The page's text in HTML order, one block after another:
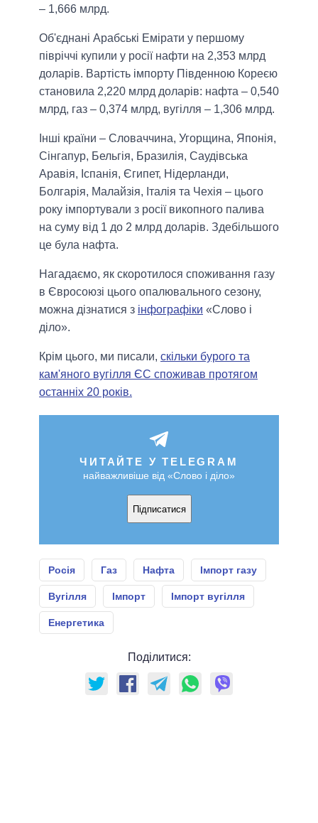
– 1,666 млрд.
Об'єднані Арабські Емірати у першому
півріччі купили у росії нафти на 2,353 млрд
доларів. Вартість імпорту Південною Кореєю
становила 2,220 млрд доларів: нафта – 0,540
млрд, газ – 0,374 млрд, вугілля – 1,306 млрд.
Інші країни – Словаччина, Угорщина, Японія,
Сінгапур, Бельгія, Бразилія, Саудівська
Аравія, Іспанія, Єгипет, Нідерланди,
Болгарія, Малайзія, Італія та Чехія – цього
року імпортували з росії викопного палива
на суму від 1 до 2 млрд доларів. Здебільшого
це була нафта.
Нагадаємо, як скоротилося споживання газу
в Євросоюзі цього опалювального сезону,
можна дізнатися з інфографіки «Слово і
діло».
Крім цього, ми писали, скільки бурого та
кам'яного вугілля ЄС споживав протягом
останніх 20 років.
ЧИТАЙТЕ У TELEGRAM
найважливіше від «Слово і діло»
Підписатися
Росія Газ Нафта Імпорт газу
Вугілля Імпорт Імпорт вугілля
Енергетика
Поділитися: